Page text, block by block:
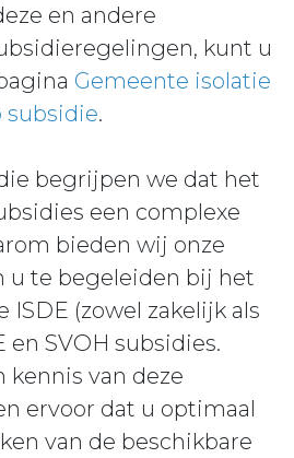
en andere
kunt u
Gemeente isolatie
.
begrijpen we dat het
een complexe
bieden wij onze
u te begeleiden bij het
ISDE (zowel zakelijk als
en SVOH subsidies.
kennis van deze
ervoor dat u optimaal
van de beschikbare